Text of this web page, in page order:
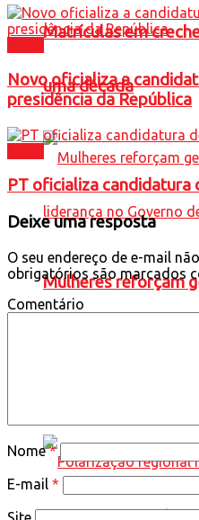
Matrículas em
uma década
Mulheres reforçam
Novo oficializa a
presidência da República
PT oficializa candidatura
Deixe uma resposta
O seu endereço de e-mail
obrigatórios são marcados
Comentário
Nome*
E-mail *